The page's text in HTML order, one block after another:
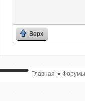
Верх
Главная » Форумы